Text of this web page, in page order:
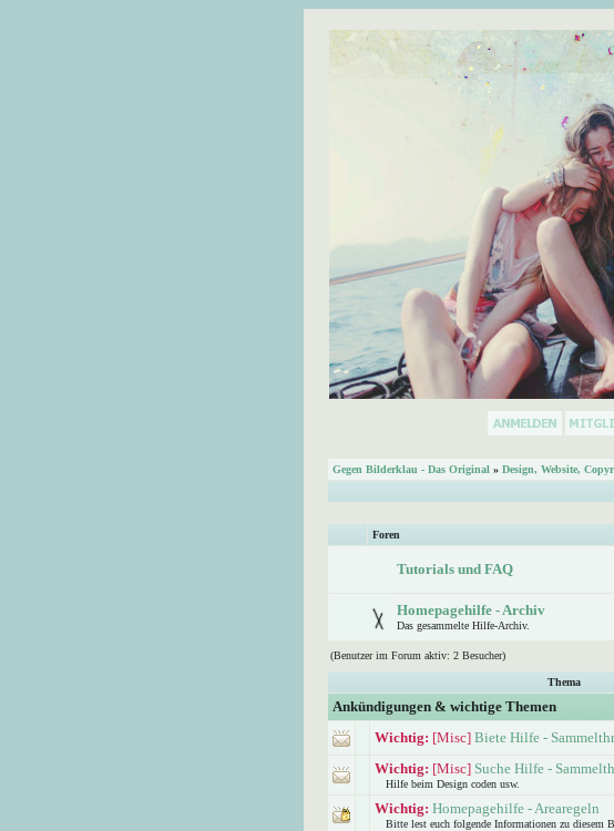
Gegen Bilderklau - Das Original » Design, Website,
Foren
Tutorials und FAQ
Homepagehilfe - Archiv
Das gesammelte Hilfe-Archiv.
(Benutzer im Forum aktiv: 2 Besucher)
Thema
Ankündigungen & wichtige Themen
Wichtig: [Misc] Biete Hilfe -
Wichtig: [Misc] Suche Hilfe -
Hilfe beim Design coden usw.
Wichtig: Homepagehilfe - Arearegeln
Bitte lest euch folgende Informationen zu diesem